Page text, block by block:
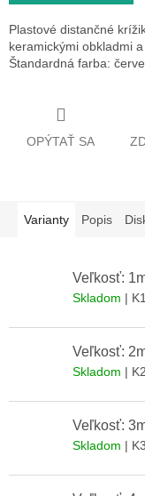
Plastové distančné
keramickými obkladmi
Štandardná farba:
OPÝTAŤ SA
Varianty Popis
Veľkosť:
Skladom |
Veľkosť:
Skladom |
Veľkosť:
Skladom |